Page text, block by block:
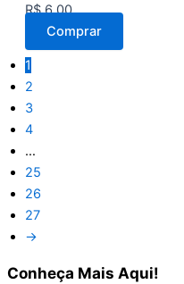
R$6,00
Comprar
1
2
3
4
…
25
26
27
→
Conheça Mais Aqui!